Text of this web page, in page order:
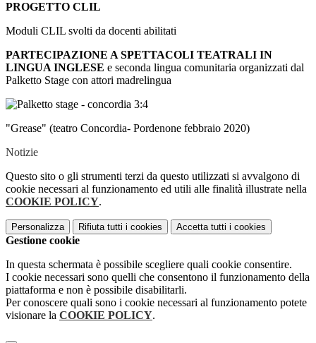
PROGETTO CLIL
Moduli CLIL svolti da docenti abilitati
PARTECIPAZIONE A SPETTACOLI TEATRALI IN
LINGUA INGLESE e seconda lingua comunitaria organizzati dal
Palketto Stage con attori madrelingua
"Grease" (teatro Concordia- Pordenone febbraio 2020)
Notizie
Questo sito o gli strumenti terzi da questo utilizzati si avvalgono di
cookie necessari al funzionamento ed utili alle finalità illustrate nella
COOKIE POLICY.
Personalizza Rifiuta tutti i cookies Accetta tutti i cookies
Gestione cookie
In questa schermata è possibile scegliere quali cookie consentire.
I cookie necessari sono quelli che consentono il funzionamento della
piattaforma e non è possibile disabilitarli.
Per conoscere quali sono i cookie necessari al funzionamento potete
visionare la COOKIE POLICY.